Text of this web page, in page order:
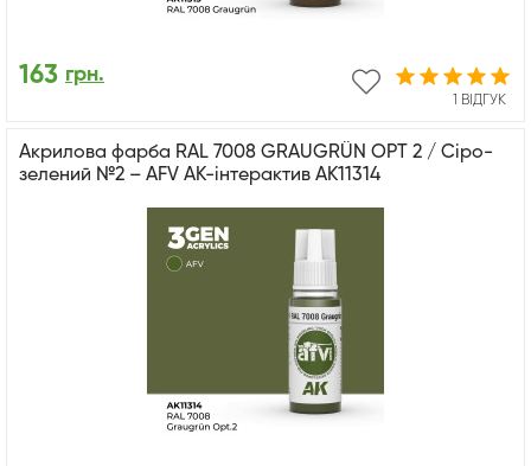
1 ВІДГУК
163 грн.
Акрилова фарба RAL 7008 GRAUGRÜN OPT 2 / Сіро-
зелений №2 – AFV АК-інтерактив AK11314